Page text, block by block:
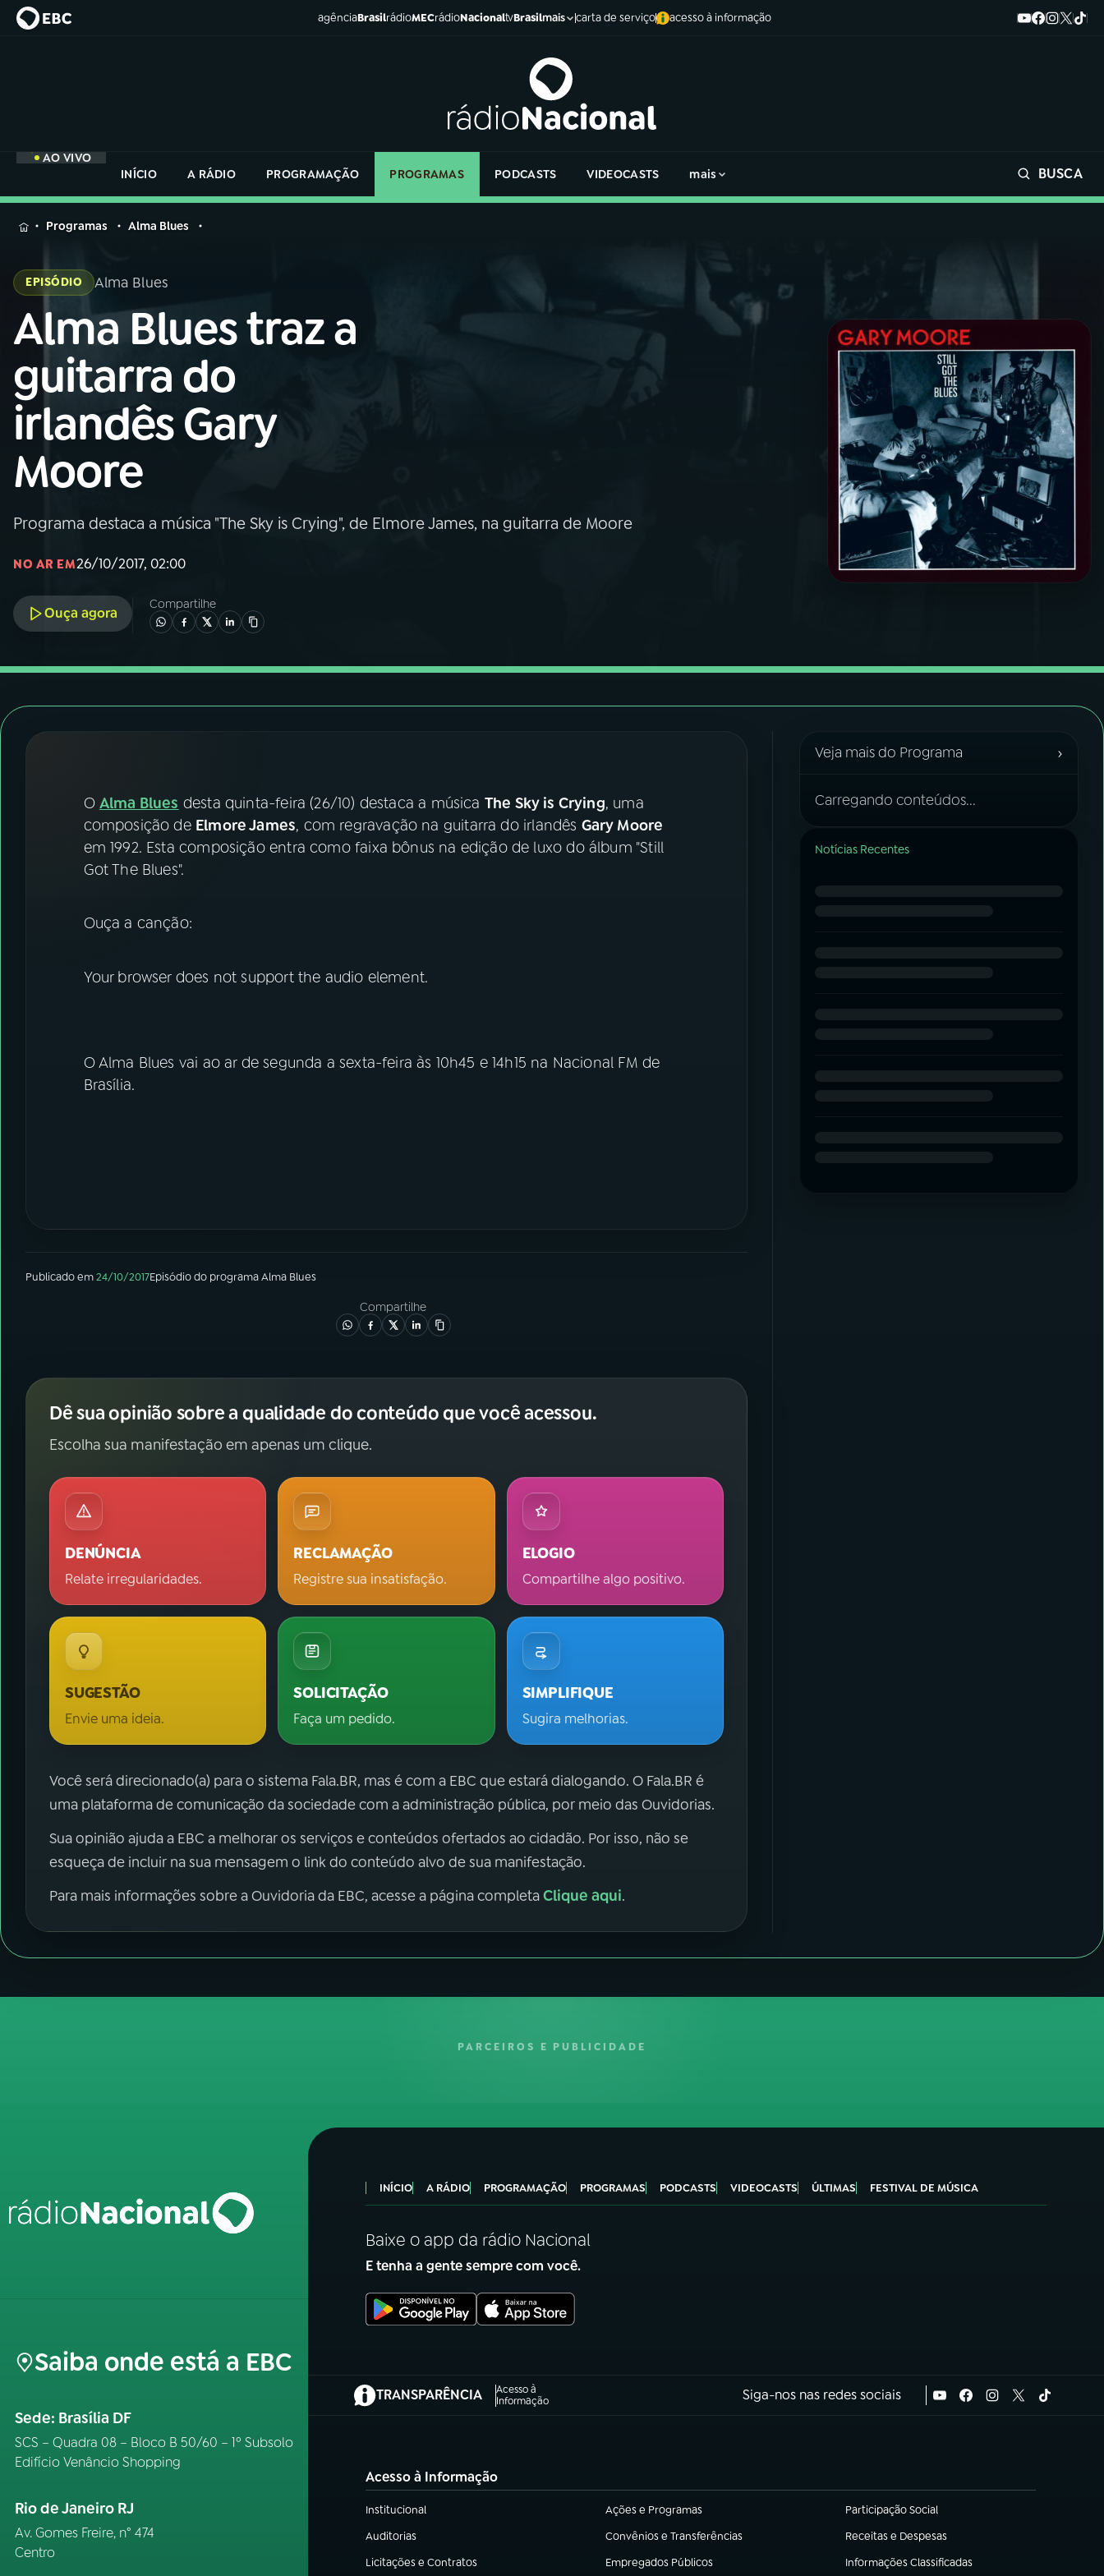
agênciaBrasilrádioMECrádioNacionaltvBrasilmais carta de serviço acesso à informação
AO VIVO
INÍCIO
A RÁDIO PROGRAMAÇÃO PROGRAMAS PODCASTS VIDEOCASTS mais BUSCA
MENU
Buscar
na
Rádio
Nacional
AO VIVO
01INÍCIO
02A RÁDIO
03PROGRAMAÇÃO
05PODCASTS
FESTIVAL DE MÚSICA
ACOMPANHE A RÁDIO NACIONAL
Instagram
na
Rádio
Programas Alma Blues
EPISÓDIO Alma Blues
Alma Blues traz a
guitarra do
irlandês Gary
Moore
Programa destaca a música "The Sky is Crying", de Elmore James, na guitarra de Moore
NO AR EM26/10/2017, 02:00
Ouça agora
Compartilhe
O Alma Blues desta quinta-feira (26/10) destaca a música The Sky is Crying, uma
composição de Elmore James, com regravação na guitarra do irlandês Gary Moore
em 1992. Esta composição entra como faixa bônus na edição de luxo do álbum "Still
Got The Blues".
Ouça a canção:
Your browser does not support the audio element.
O Alma Blues vai ao ar de segunda a sexta-feira às 10h45 e 14h15 na Nacional FM de
Brasília.
Publicado em24/10/2017Episódiodo programaAlma Blues
Compartilhe
Dê sua opinião sobre a qualidade do conteúdo que você acessou.
Escolha sua manifestação em apenas um clique.
DENÚNCIA
Relate irregularidades.
RECLAMAÇÃO
Registre sua insatisfação.
ELOGIO
Compartilhe algo positivo.
SUGESTÃO
Envie uma ideia.
SOLICITAÇÃO
Faça um pedido.
SIMPLIFIQUE
Sugira melhorias.
Você será direcionado(a) para o sistema Fala.BR, mas é com a EBC que estará dialogando. O Fala.BR é
uma plataforma de comunicação da sociedade com a administração pública, por meio das Ouvidorias.
Sua opinião ajuda a EBC a melhorar os serviços e conteúdos ofertados ao cidadão. Por isso, não se
esqueça de incluir na sua mensagem o link do conteúdo alvo de sua manifestação.
Para mais informações sobre a Ouvidoria da EBC, acesse a página completaClique aqui.
Veja mais do Programa ›
Carregando conteúdos...
Notícias Recentes
PARCEIROS E PUBLICIDADE
Saiba onde está a EBC
Sede: Brasília DF
SCS – Quadra 08 – Bloco B 50/60 – 1º Subsolo
Edifício Venâncio Shopping
Rio de Janeiro RJ
Av. Gomes Freire, n° 474
Centro
INÍCIO A RÁDIO PROGRAMAÇÃO PROGRAMAS PODCASTS VIDEOCASTS ÚLTIMAS FESTIVAL DE MÚSICA
Baixe o app da rádio Nacional
E tenha a gente sempre com você.
TRANSPARÊNCIA
Acesso à
Informação
(abre em nova aba) Siga-nos nas redes sociais
Acesso à Informação
Institucional
(abre em nova aba) Ações e Programas
(abre em nova aba) Participação Social
(abre em nova aba)
Auditorias
(abre em nova aba) Convênios e Transferências
(abre em nova aba) Receitas e Despesas
(abre em nova aba)
Licitações e Contratos
(abre em nova aba) Empregados Públicos
(abre em nova aba) Informações Classificadas
(abre em nova aba)